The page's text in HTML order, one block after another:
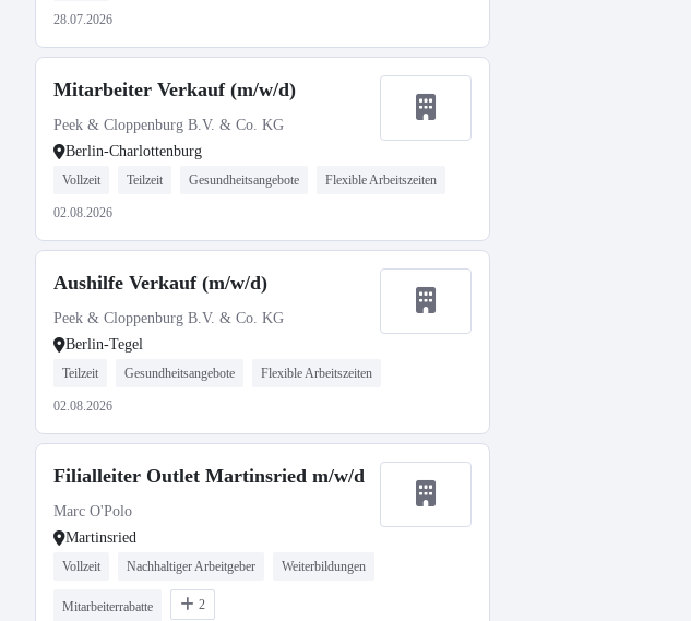
28.07.2026
Mitarbeiter Verkauf (m/w/d)
Peek & Cloppenburg B.V. & Co. KG
Berlin-Charlottenburg
Vollzeit Teilzeit Gesundheitsangebote Flexible Arbeitszeiten
02.08.2026
Aushilfe Verkauf (m/w/d)
Peek & Cloppenburg B.V. & Co. KG
Berlin-Tegel
Teilzeit Gesundheitsangebote Flexible Arbeitszeiten
02.08.2026
Filialleiter Outlet Martinsried m/w/d
Marc O'Polo
Martinsried
Vollzeit Nachhaltiger Arbeitgeber Weiterbildungen
Mitarbeiterrabatte 2